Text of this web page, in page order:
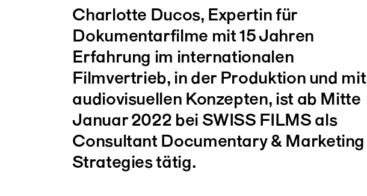
Charlotte Ducos, Expertin für
Dokumentarfilme mit 15 Jahren
Erfahrung im internationalen
Filmvertrieb, in der Produktion und mit
audiovisuellen Konzepten, ist ab Mitte
Januar 2022 bei SWISS FILMS als
Consultant Documentary & Marketing
Strategies tätig.